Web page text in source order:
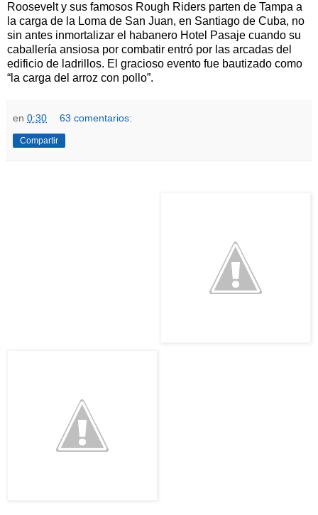
Roosevelt y sus famosos Rough Riders parten de Tampa a
la carga de la Loma de San Juan, en Santiago de Cuba, no
sin antes inmortalizar el habanero Hotel Pasaje cuando su
caballería ansiosa por combatir entró por las arcadas del
edificio de ladrillos. El gracioso evento fue bautizado como
“la carga del arroz con pollo”.
en 0:30 63 comentarios:
Compartir